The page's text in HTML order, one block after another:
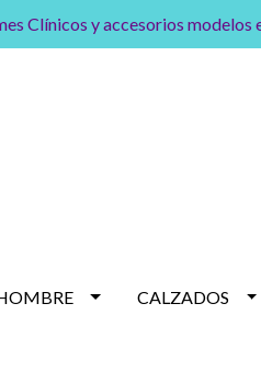
Clínicos y accesorios
CALZADOS